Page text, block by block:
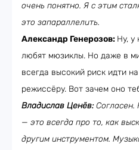
очень понятно. Я с этим
это запараллелить.
Александр Генерозов: Ну, у
любят мюзиклы. Но даже в
всегда высокий риск идти
режиссёру. Вот зачем оно
Владислав Ценёв:Согласен.
— это всегда про то, как
другим инструментом.